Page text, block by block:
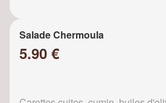
Salade Chermoula
5.90 €